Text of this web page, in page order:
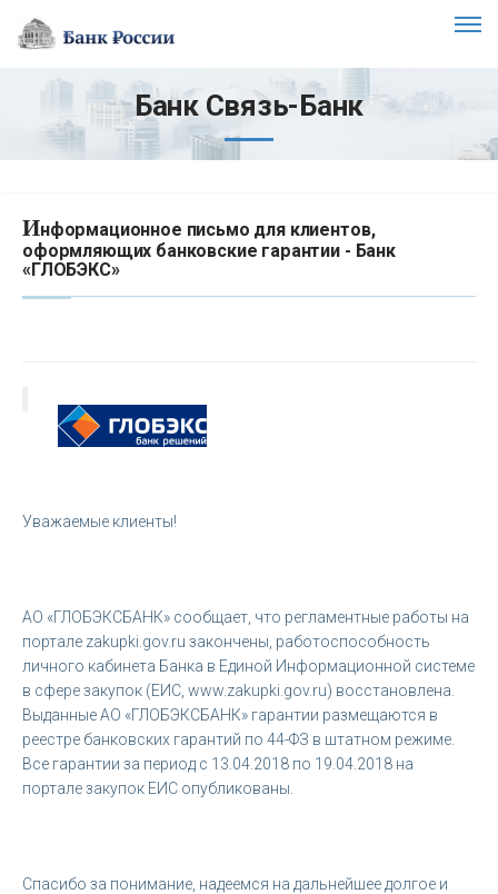
Банк Связь-Банк
Информационное письмо для клиентов,
оформляющих банковские гарантии - Банк
«ГЛОБЭКС»
Уважаемые клиенты!
АО «ГЛОБЭКСБАНК» сообщает, что регламентные работы на
портале zakupki.gov.ru закончены, работоспособность
личного кабинета Банка в Единой Информационной системе
в сфере закупок (ЕИС, www.zakupki.gov.ru) восстановлена.
Выданные АО «ГЛОБЭКСБАНК» гарантии размещаются в
реестре банковских гарантий по 44-ФЗ в штатном режиме.
Все гарантии за период с 13.04.2018 по 19.04.2018 на
портале закупок ЕИС опубликованы.
Спасибо за понимание, надеемся на дальнейшее долгое и